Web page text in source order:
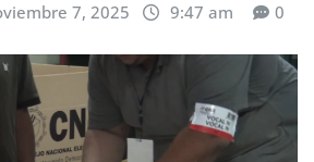
7, 2025 9:47 am 0